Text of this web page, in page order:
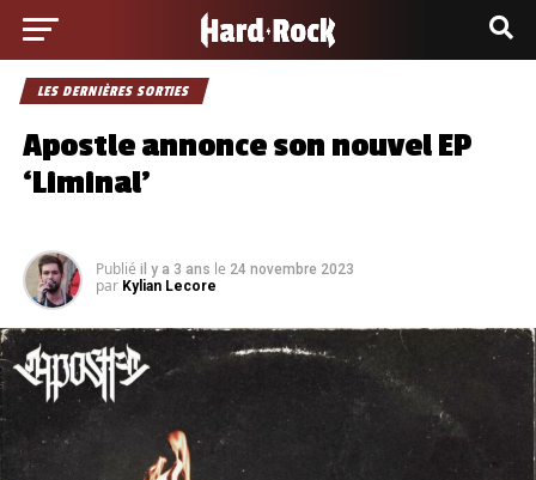
LES DERNIÈRES SORTIES
Apostle annonce son nouvel EP
‘Liminal’
Publié il y a 3 ans le 24 novembre 2023
par Kylian Lecore